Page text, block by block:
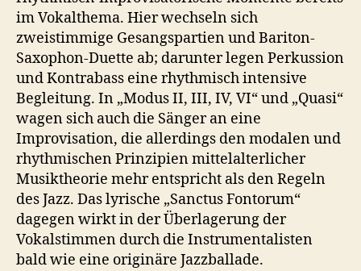
im Vokalthema. Hier wechseln sich
zweistimmige Gesangspartien und Bariton-
Saxophon-Duette ab; darunter legen Perkussion
und Kontrabass eine rhythmisch intensive
Begleitung. In „Modus II, III, IV, VI“ und „Quasi“
wagen sich auch die Sänger an eine
Improvisation, die allerdings den modalen und
rhythmischen Prinzipien mittelalterlicher
Musiktheorie mehr entspricht als den Regeln
des Jazz. Das lyrische „Sanctus Fontorum“
dagegen wirkt in der Überlagerung der
Vokalstimmen durch die Instrumentalisten
bald wie eine originäre Jazzballade.